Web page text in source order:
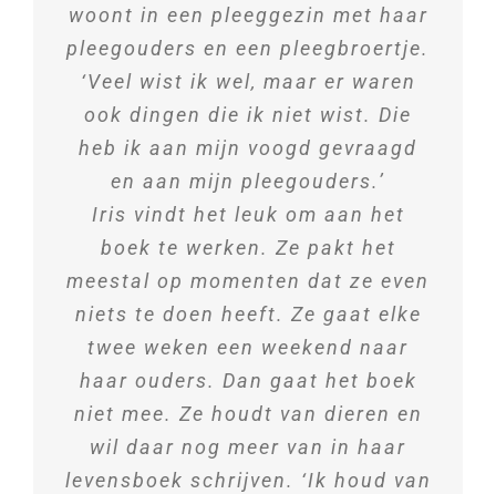
woont in een pleeggezin met haar
pleegouders en een pleegbroertje.
‘Veel wist ik wel, maar er waren
ook dingen die ik niet wist. Die
heb ik aan mijn voogd gevraagd
en aan mijn pleegouders.’
Iris vindt het leuk om aan het
boek te werken. Ze pakt het
meestal op momenten dat ze even
niets te doen heeft. Ze gaat elke
twee weken een weekend naar
haar ouders. Dan gaat het boek
niet mee. Ze houdt van dieren en
wil daar nog meer van in haar
levensboek schrijven. ‘Ik houd van